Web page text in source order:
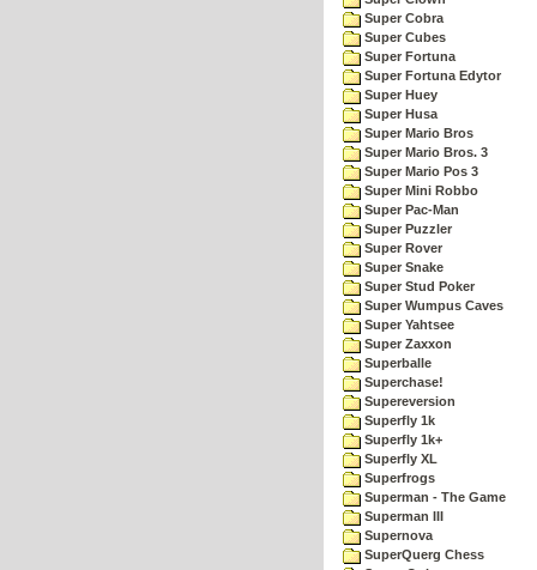
Super Cobra
Super Cubes
Super Fortuna
Super Fortuna Edytor
Super Huey
Super Husa
Super Mario Bros
Super Mario Bros. 3
Super Mario Pos 3
Super Mini Robbo
Super Pac-Man
Super Puzzler
Super Rover
Super Snake
Super Stud Poker
Super Wumpus Caves
Super Yahtsee
Super Zaxxon
Superballe
Superchase!
Supereversion
Superfly 1k
Superfly 1k+
Superfly XL
Superfrogs
Superman - The Game
Superman III
Supernova
SuperQuerg Chess